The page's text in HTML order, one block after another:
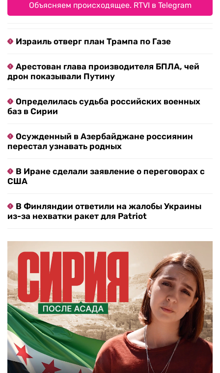
Объясняем происходящее. RTVI в Telegram
Израиль отверг план Трампа по Газе
Арестован глава производителя БПЛА, чей
дрон показывали Путину
Определилась судьба российских военных
баз в Сирии
Осужденный в Азербайджане россиянин
перестал узнавать родных
В Иране сделали заявление о переговорах с
США
В Финляндии ответили на жалобы Украины
из-за нехватки ракет для Patriot